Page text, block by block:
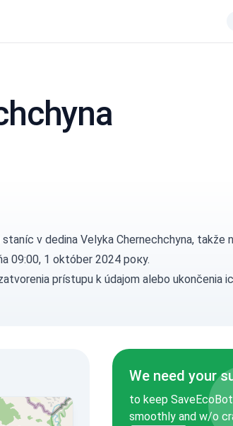
v dedina Velyka Chernechchyna, takže
09:00, 1 október 2024 року.
prístupu k údajom alebo ukončenia
We need your
to keep SaveEcoBot
smoothly and w/o